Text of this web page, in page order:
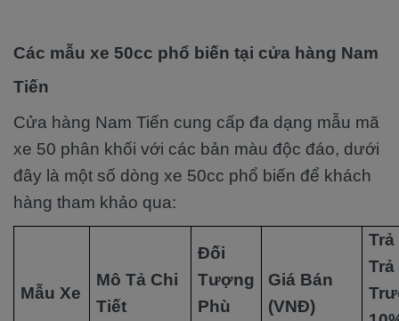
Các mẫu xe 50cc phổ biến tại cửa hàng Nam
Tiến
Cửa hàng Nam Tiến cung cấp đa dạng mẫu mã
xe 50 phân khối với các bản màu độc đáo, dưới
đây là một số dòng xe 50cc phổ biến để khách
hàng tham khảo qua:
Mẫu Xe
Mô Tả Chi
Tiết
Đối
Tượng
Phù
Giá Bán
(VNĐ)
Trả
Trả